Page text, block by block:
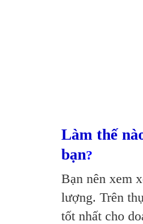
Làm thế
bạn?
Bạn nên xem
lượng. Trên
tốt nhất cho